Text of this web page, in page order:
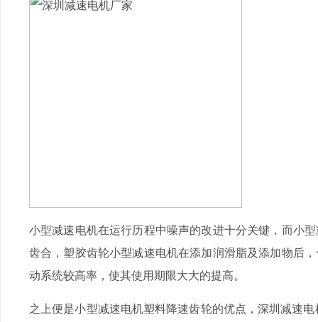
小型减速电机在运行历程中噪声的改进十分关键，而小
齿合，塑胶齿轮小型减速电机在添加润滑脂及添加物后
动系统较高率，使其使用期限大大的提高。
之上便是小型减速电机塑料降速齿轮的优点，深圳减速